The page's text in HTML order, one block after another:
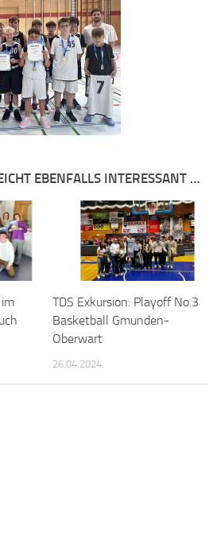
EBENFALLS INTERESSANT …
TDS Exkursion: Playoff No.3
Basketball Gmunden-
Oberwart
26.04.2024